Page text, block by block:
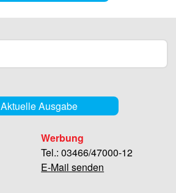
Aktuelle Ausgabe
Werbung
Tel.: 03466/47000-12
E-Mail senden